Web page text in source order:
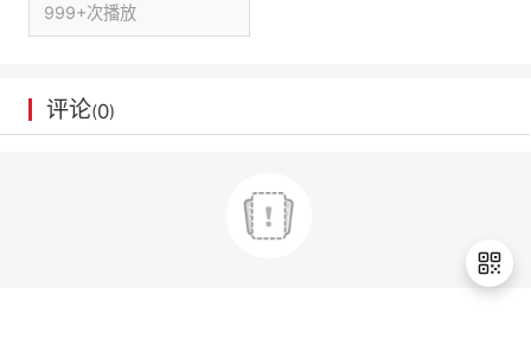
学
我
持
的
我
999+次播放
评论(0)